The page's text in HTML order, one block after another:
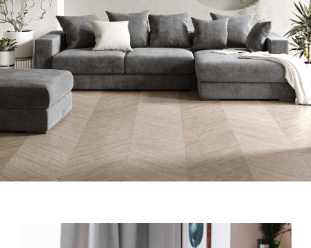
пространства благодаря невысокой, но прочной и
мягкой спинке, на которой также можно сидеть. С